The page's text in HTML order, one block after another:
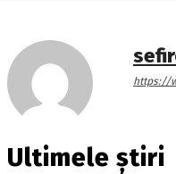
https://
Ultimele știri